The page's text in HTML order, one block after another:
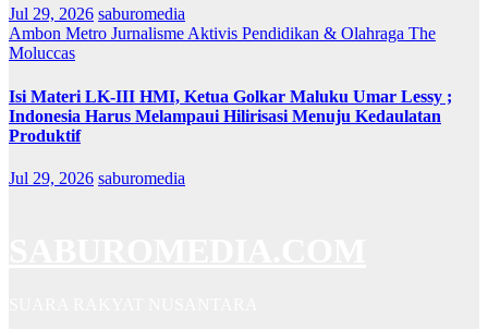
Jul 29, 2026 saburomedia
Ambon Metro Jurnalisme Aktivis Pendidikan & Olahraga The
Moluccas
Isi Materi LK-III HMI, Ketua Golkar Maluku Umar Lessy ;
Indonesia Harus Melampaui Hilirisasi Menuju Kedaulatan
Produktif
Jul 29, 2026 saburomedia